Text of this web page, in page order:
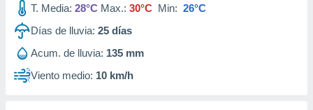
1199
T. Media: 28°C Max.: 30°C Min: 26°C
Días de lluvia: 25 días
Acum. de lluvia: 135 mm
Viento medio: 10 km/h